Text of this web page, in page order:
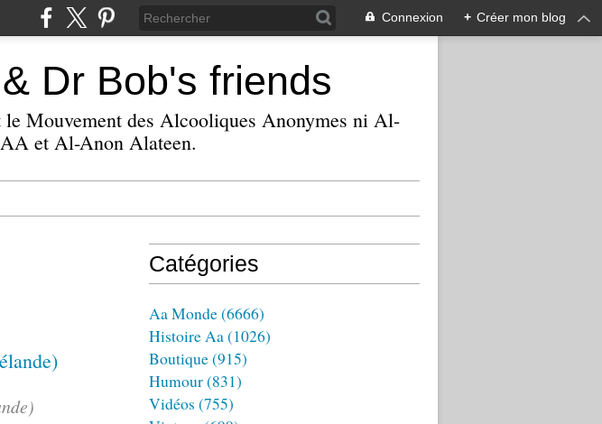
Connexion + Créer mon blog
Dr Bob's friends
le Mouvement des Alcooliques Anonymes ni Al-
et Al-Anon Alateen.
Catégories
Aa Monde(6666)
Histoire Aa(1026)
Boutique(915)
Humour(831)
Vidéos (755)